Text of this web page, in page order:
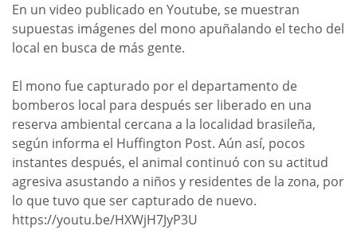
En un video publicado en Youtube, se muestran
supuestas imágenes del mono apuñalando el techo del
local en busca de más gente.
El mono fue capturado por el departamento de
bomberos local para después ser liberado en una
reserva ambiental cercana a la localidad brasileña,
según informa el Huffington Post. Aún así, pocos
instantes después, el animal continuó con su actitud
agresiva asustando a niños y residentes de la zona, por
lo que tuvo que ser capturado de nuevo.
https://youtu.be/HXWjH7JyP3U